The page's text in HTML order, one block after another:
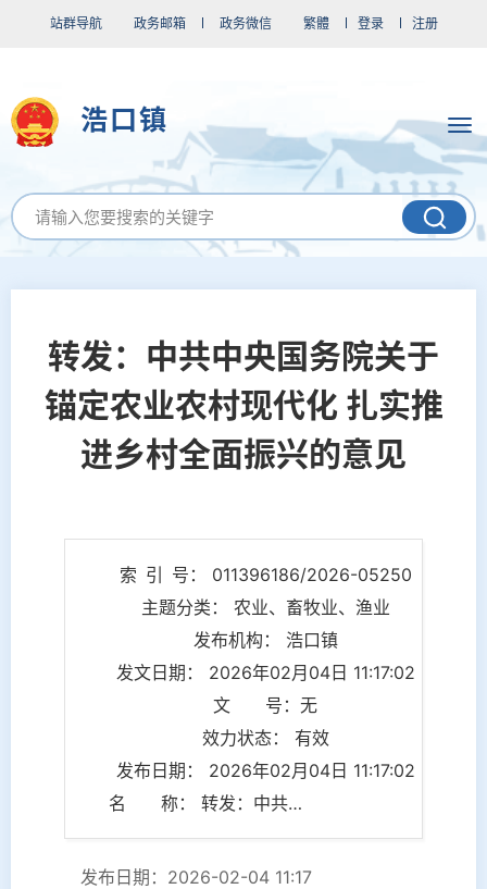
站群导航 政务邮箱 政务微信 繁體 登录 注册
浩口镇
转发：中共中央国务院关于
锚定农业农村现代化 扎实推
进乡村全面振兴的意见
索 引 号： 011396186/2026-05250
主题分类： 农业、畜牧业、渔业
发布机构： 浩口镇
发文日期： 2026年02月04日 11:17:02
文 号：无
效力状态： 有效
发布日期： 2026年02月04日 11:17:02
名 称： 转发：中共中央国务院关于锚定农业农村现代化 扎实推进乡村全面振兴的意见
发布日期：2026-02-04 11:17